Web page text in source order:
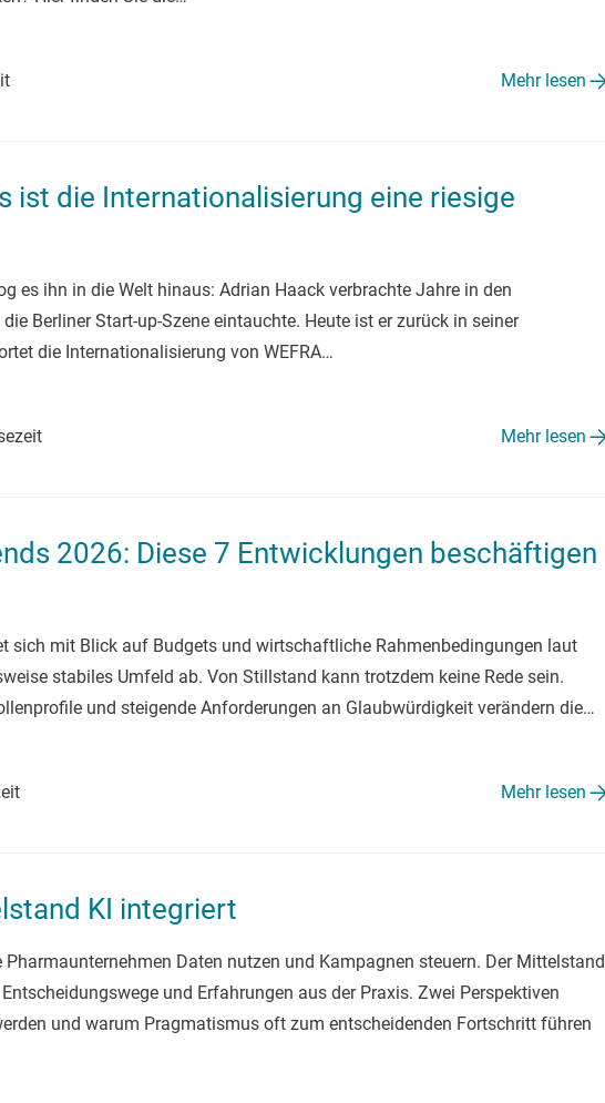
Mehr lesen
ist die Internationalisierung eine riesige
es ihn in die Welt hinaus: Adrian Haack verbrachte Jahre in den
Berliner Start-up-Szene eintauchte. Heute ist er zurück in seiner
die Internationalisierung von WEFRA…
Mehr lesen
2026: Diese 7 Entwicklungen beschäftigen
sich mit Blick auf Budgets und wirtschaftliche Rahmenbedingungen laut
stabiles Umfeld ab. Von Stillstand kann trotzdem keine Rede sein.
und steigende Anforderungen an Glaubwürdigkeit verändern die…
Mehr lesen
KI integriert
Daten nutzen und Kampagnen steuern. Der Mittelstand
und Erfahrungen aus der Praxis. Zwei Perspektiven
und warum Pragmatismus oft zum entscheidenden Fortschritt führen